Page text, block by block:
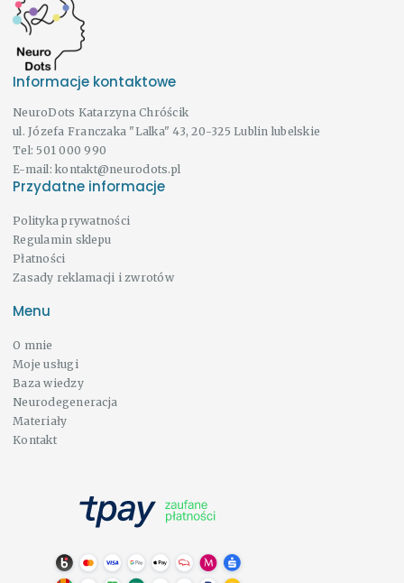
Informacje kontaktowe
NeuroDots Katarzyna Chróścik
ul. Józefa Franczaka "Lalka" 43, 20-325 Lublin lubelskie
Tel: 501 000 990
E-mail: kontakt@neurodots.pl
Przydatne informacje
Polityka prywatności
Regulamin sklepu
Płatności
Zasady reklamacji i zwrotów
Menu
O mnie
Moje usługi
Baza wiedzy
Neurodegeneracja
Materiały
Kontakt